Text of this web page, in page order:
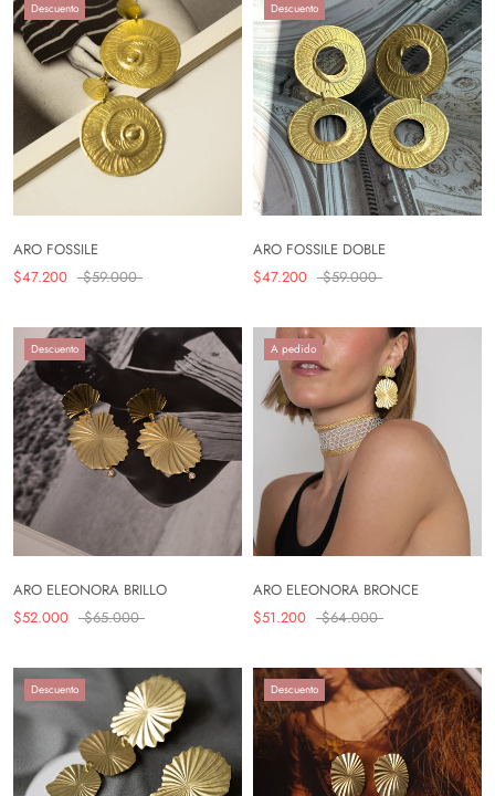
Descuento
ARO FOSSILE
$47.200
$59.000
Descuento
ARO FOSSILE DOBLE
$47.200
$59.000
Descuento
ARO ELEONORA BRILLO
$52.000
$65.000
A pedido
ARO ELEONORA BRONCE
$51.200
$64.000
Descuento Descuento